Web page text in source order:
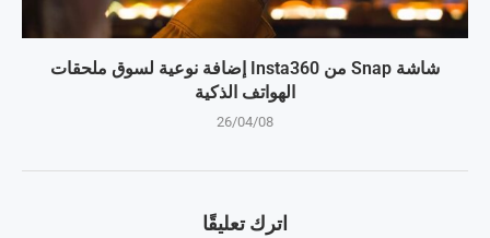
شاشة Snap من Insta360 إضافة نوعية لسوق ملحقات
الهواتف الذكية
26/04/08
اترك تعليقًا